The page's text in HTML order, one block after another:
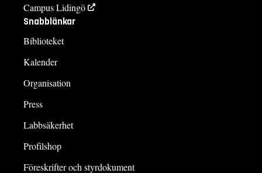
Campus Lidingö
Snabblänkar
Biblioteket
Kalender
Organisation
Press
Labbsäkerhet
Profilshop
Föreskrifter och styrdokument